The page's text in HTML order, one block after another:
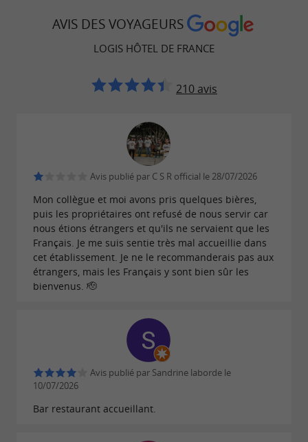
AVIS DES VOYAGEURS
LOGIS HÔTEL DE FRANCE
210 avis
Avis publié par C S R official le 28/07/2026
Mon collègue et moi avons pris quelques bières,
puis les propriétaires ont refusé de nous servir car
nous étions étrangers et qu'ils ne servaient que les
Français. Je me suis sentie très mal accueillie dans
cet établissement. Je ne le recommanderais pas aux
étrangers, mais les Français y sont bien sûr les
bienvenus. 🫡
Avis publié par Sandrine laborde le
10/07/2026
Bar restaurant accueillant.